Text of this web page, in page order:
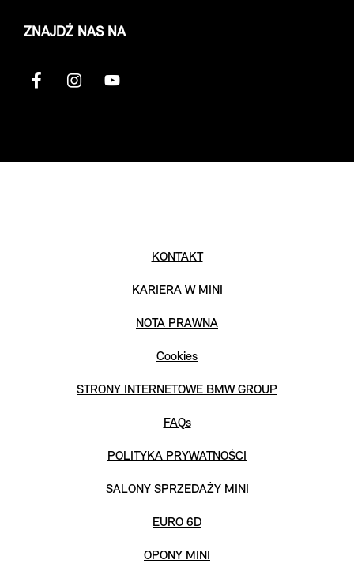
ZNAJDŹ NAS NA
KONTAKT
KARIERA W MINI
NOTA PRAWNA
Cookies
STRONY INTERNETOWE BMW GROUP
FAQs
POLITYKA PRYWATNOŚCI
SALONY SPRZEDAŻY MINI
EURO 6D
OPONY MINI